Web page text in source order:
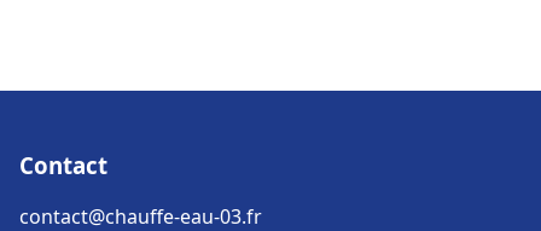
Contact
contact@chauffe-eau-03.fr